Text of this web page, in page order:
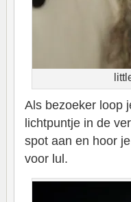
Als bezoeker loop
lichtpuntje in de
spot aan en hoor
voor lul.